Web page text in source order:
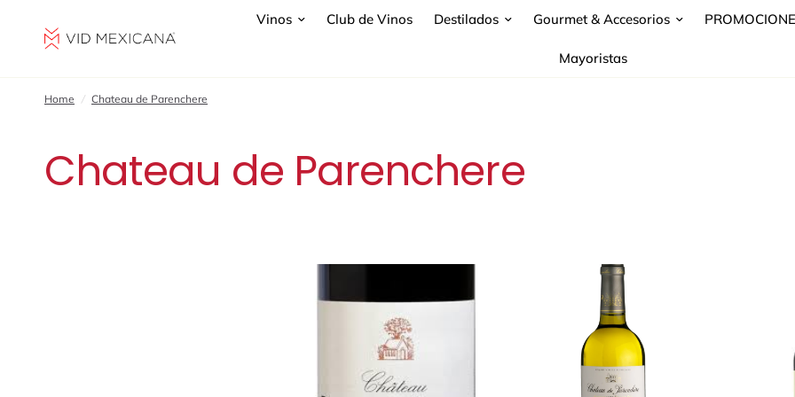
Vinos Club de Vinos Destilados Gourmet & Accesorios
Mayoristas
Home / Chateau de Parenchere
Chateau de Parenchere